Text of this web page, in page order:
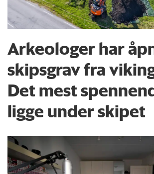
Arkeologer har
skipsgrav fra
Det mest
ligge under skipet